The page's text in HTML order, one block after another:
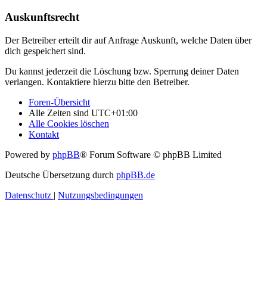
Auskunftsrecht
Der Betreiber erteilt dir auf Anfrage Auskunft, welche Daten über
dich gespeichert sind.
Du kannst jederzeit die Löschung bzw. Sperrung deiner Daten
verlangen. Kontaktiere hierzu bitte den Betreiber.
Foren-Übersicht
Alle Zeiten sind UTC+01:00
Alle Cookies löschen
Kontakt
Powered by phpBB® Forum Software © phpBB Limited
Deutsche Übersetzung durch phpBB.de
Datenschutz | Nutzungsbedingungen